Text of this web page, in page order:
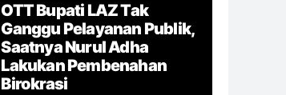
OTT Bupati LAZ Tak
Ganggu Pelayanan Publik,
Saatnya Nurul Adha
Lakukan Pembenahan
Birokrasi